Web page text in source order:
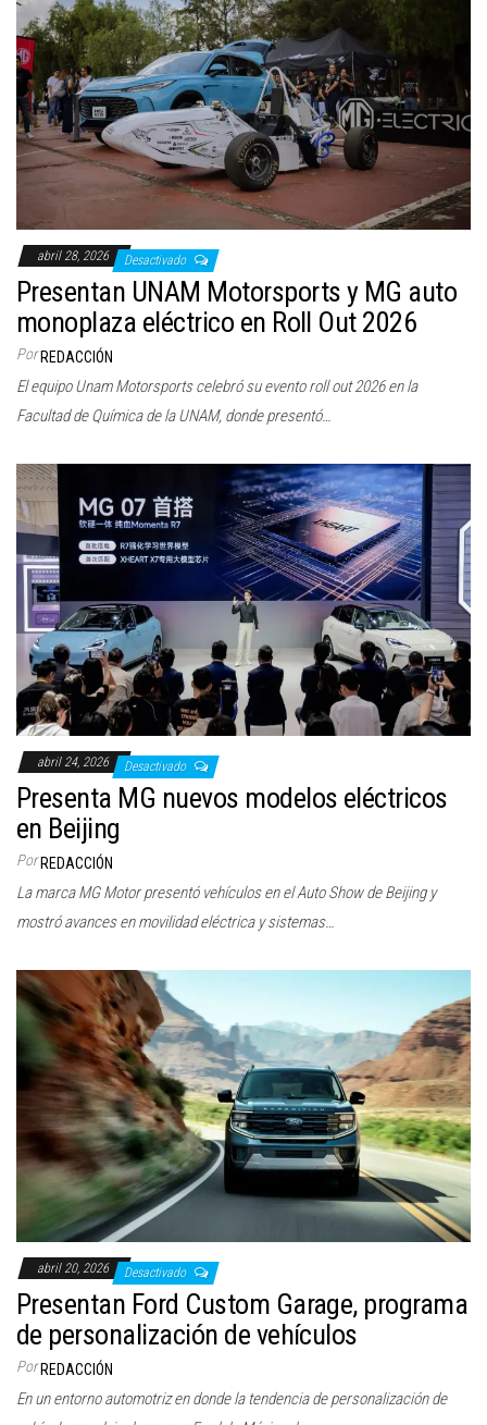
abril 28, 2026 Desactivado
Presentan UNAM Motorsports y MG auto
monoplaza eléctrico en Roll Out 2026
Por REDACCIÓN
El equipo Unam Motorsports celebró su evento roll out 2026 en la
Facultad de Química de la UNAM, donde presentó…
abril 24, 2026 Desactivado
Presenta MG nuevos modelos eléctricos
en Beijing
Por REDACCIÓN
La marca MG Motor presentó vehículos en el Auto Show de Beijing y
mostró avances en movilidad eléctrica y sistemas…
abril 20, 2026 Desactivado
Presentan Ford Custom Garage, programa
de personalización de vehículos
Por REDACCIÓN
En un entorno automotriz en donde la tendencia de personalización de